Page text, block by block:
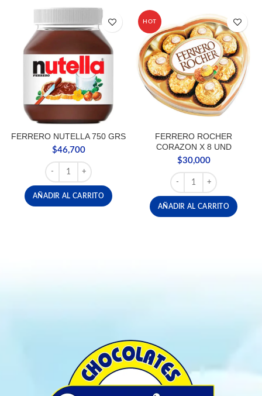
FERRERO NUTELLA 750 GRS
$46,700
FERRERO NUTELLA 750 GRS cantidad
AÑADIR AL CARRITO
HOT
FERRERO ROCHER
CORAZON X 8 UND
$30,000
FERRERO ROCHER
AÑADIR AL CARRITO